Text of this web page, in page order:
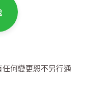
何變更恕不另行通